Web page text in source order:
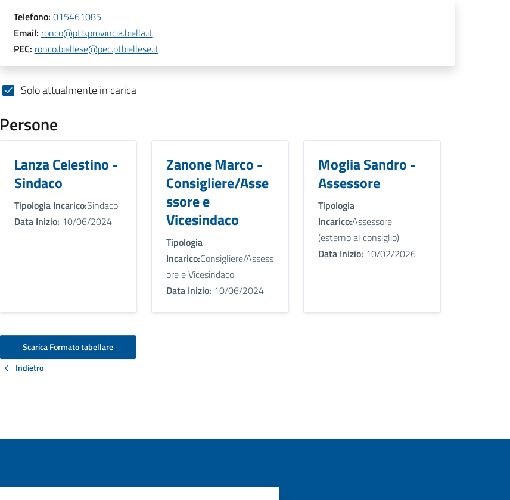
Telefono: 015461085
Email: ronco@ptb.provincia.biella.it
PEC: ronco.biellese@pec.ptbiellese.it
Solo attualmente in carica
Persone
Lanza Celestino -
Sindaco
Tipologia Incarico:Sindaco
Data Inizio: 10/06/2024
Zanone Marco -
Consigliere/Asse
ssore e
Vicesindaco
Tipologia
Incarico:Consigliere/Assess
ore e Vicesindaco
Data Inizio: 10/06/2024
Moglia Sandro -
Assessore
Tipologia
Incarico:Assessore
(esterno al consiglio)
Data Inizio: 10/02/2026
Scarica Formato tabellare
Indietro